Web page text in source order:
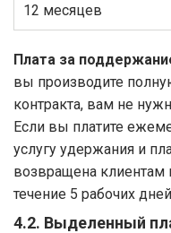
12 месяцев
Плата за
вы производите
контракта, вам не
Если вы платите
услугу удержания и
возвращена клиентам
течение 5 рабочих
4.2. Выделенный